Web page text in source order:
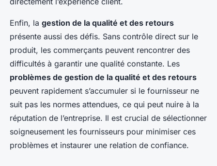
Enfin, la gestion de la qualité et des retours
présente aussi des défis. Sans contrôle direct sur le
produit, les commerçants peuvent rencontrer des
difficultés à garantir une qualité constante. Les
problèmes de gestion de la qualité et des retours
peuvent rapidement s’accumuler si le fournisseur ne
suit pas les normes attendues, ce qui peut nuire à la
réputation de l’entreprise. Il est crucial de sélectionner
soigneusement les fournisseurs pour minimiser ces
problèmes et instaurer une relation de confiance.